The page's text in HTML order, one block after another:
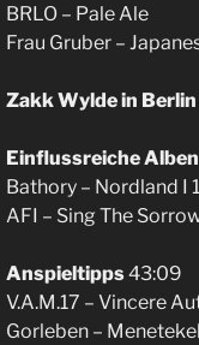
BRLO – Pale Ale
Frau Gruber –
Zakk Wylde in Berlin
Einflussreiche
Bathory – Nordland I
AFI – Sing The
Anspieltipps43:09
V.A.M.17 – Vincere
Gorleben – Menetekel